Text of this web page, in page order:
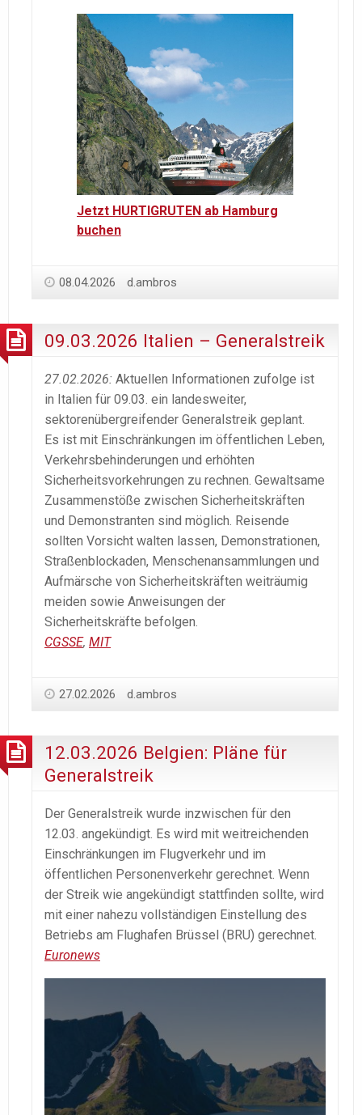
Jetzt HURTIGRUTEN ab Hamburg
buchen
08.04.2026 d.ambros
09.03.2026 Italien – Generalstreik
27.02.2026: Aktuellen Informationen zufolge ist
in Italien für 09.03. ein landesweiter,
sektorenübergreifender Generalstreik geplant.
Es ist mit Einschränkungen im öffentlichen Leben,
Verkehrsbehinderungen und erhöhten
Sicherheitsvorkehrungen zu rechnen. Gewaltsame
Zusammenstöße zwischen Sicherheitskräften
und Demonstranten sind möglich. Reisende
sollten Vorsicht walten lassen, Demonstrationen,
Straßenblockaden, Menschenansammlungen und
Aufmärsche von Sicherheitskräften weiträumig
meiden sowie Anweisungen der
Sicherheitskräfte befolgen.
CGSSE, MIT
27.02.2026 d.ambros
12.03.2026 Belgien: Pläne für
Generalstreik
Der Generalstreik wurde inzwischen für den
12.03. angekündigt. Es wird mit weitreichenden
Einschränkungen im Flugverkehr und im
öffentlichen Personenverkehr gerechnet. Wenn
der Streik wie angekündigt stattfinden sollte, wird
mit einer nahezu vollständigen Einstellung des
Betriebs am Flughafen Brüssel (BRU) gerechnet.
Euronews